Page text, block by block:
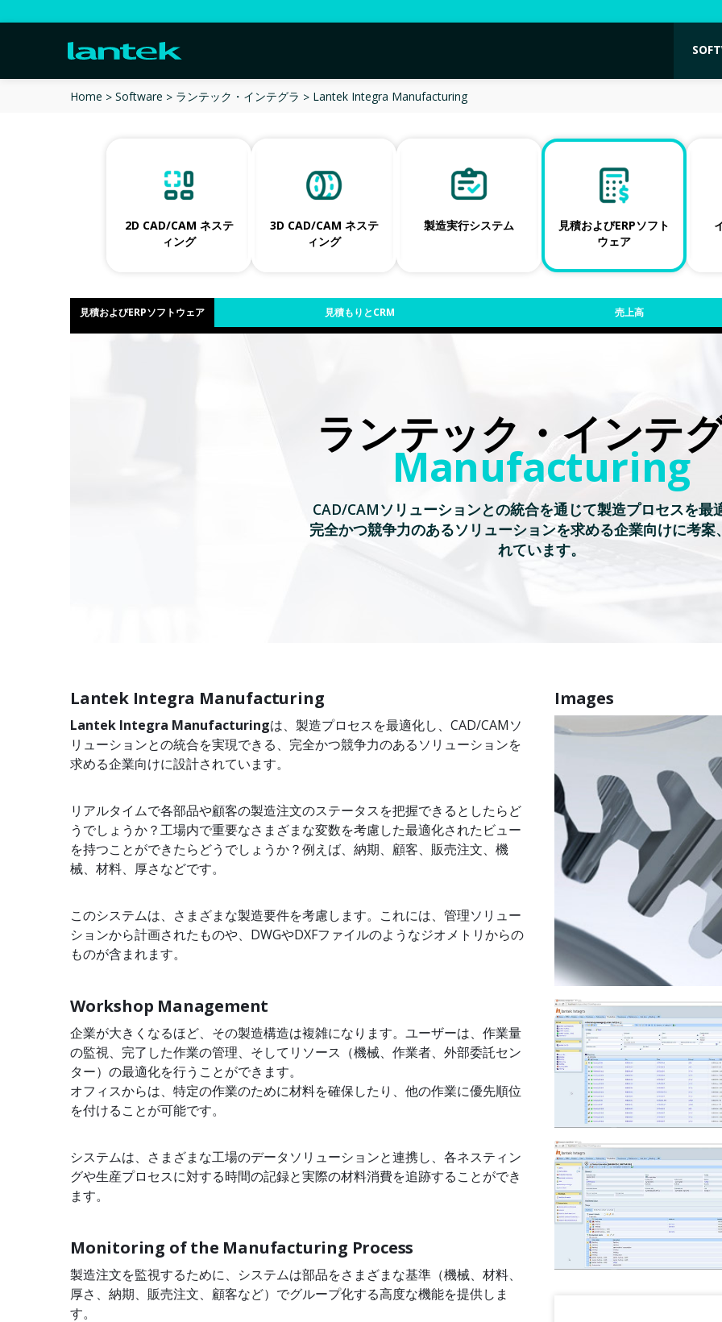
Home Software ランテック・インテグラ Lantek Integra Manufacturing
2D CAD/CAM ネステ
ィング
3D CAD/CAM ネステ
ィング
製造実行システム
見積およびERPソフト
ウェア
見積およびERPソフトウェア 見積もりとCRM 売上高
ランテック・インテ
Manufacturing
CAD/CAMソリューションとの統合を通じて製造プロセスを最
完全かつ競争力のあるソリューションを求める企業向けに考案
れています。
Lantek Integra Manufacturing
Lantek Integra Manufacturingは、製造プロセスを最適化し、CAD/CAMソ
リューションとの統合を実現できる、完全かつ競争力のあるソリューションを
求める企業向けに設計されています。
リアルタイムで各部品や顧客の製造注文のステータスを把握できるとしたらど
うでしょうか？工場内で重要なさまざまな変数を考慮した最適化されたビュー
を持つことができたらどうでしょうか？例えば、納期、顧客、販売注文、機
械、材料、厚さなどです。
このシステムは、さまざまな製造要件を考慮します。これには、管理ソリュー
ションから計画されたものや、DWGやDXFファイルのようなジオメトリからの
ものが含まれます。
Workshop Management
企業が大きくなるほど、その製造構造は複雑になります。ユーザーは、作業量
の監視、完了した作業の管理、そしてリソース（機械、作業者、外部委託セン
ター）の最適化を行うことができます。
オフィスからは、特定の作業のために材料を確保したり、他の作業に優先順位
を付けることが可能です。
システムは、さまざまな工場のデータソリューションと連携し、各ネスティン
グや生産プロセスに対する時間の記録と実際の材料消費を追跡することができ
ます。
Monitoring of the Manufacturing Process
製造注文を監視するために、システムは部品をさまざまな基準（機械、材料、
厚さ、納期、販売注文、顧客など）でグループ化する高度な機能を提供しま
す。
Images